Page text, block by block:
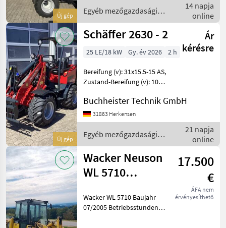
Új gép
Daten: Motor
Egyéb mezőgazdasági
erőgépek / Thaler
14 napja
online
Új gép
Schäffer 2630 - 2
Ár
kérésre
25 LE/18 kW Gy. év 2026 2 h
Bereifung (v): 31x15.5-15 AS,
Zustand-Bereifung (v): 100
AS, Zustand-Bereifung (h):
100 %, Diesel ________
*Rops - Fahrerschutzdach
Buchheister Technik GmbH
31863 Herkensen
Egyéb mezőgazdasági
erőgépek / Schäffer
21 napja
online
Wacker Neuson
WL 5710
Weidemann
Hoflader
17.500
€
ÁFA nem
érvényesíthető
Wacker WL 5710 Baujahr
07/2005 Betriebsstunden